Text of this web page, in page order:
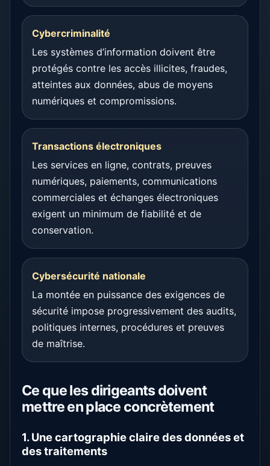
Cybercriminalité
Les systèmes d’information doivent être
protégés contre les accès illicites, fraudes,
atteintes aux données, abus de moyens
numériques et compromissions.
Transactions électroniques
Les services en ligne, contrats, preuves
numériques, paiements, communications
commerciales et échanges électroniques
exigent un minimum de fiabilité et de
conservation.
Cybersécurité nationale
La montée en puissance des exigences de
sécurité impose progressivement des audits,
politiques internes, procédures et preuves
de maîtrise.
Ce que les dirigeants doivent
mettre en place concrètement
1. Une cartographie claire des données et
des traitements